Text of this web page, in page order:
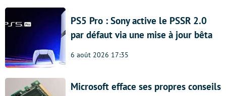
PS5 Pro : Sony active le PSSR 2.0
par défaut via une mise à jour bêta
6 août 2026 17:35
Microsoft efface ses propres conseils